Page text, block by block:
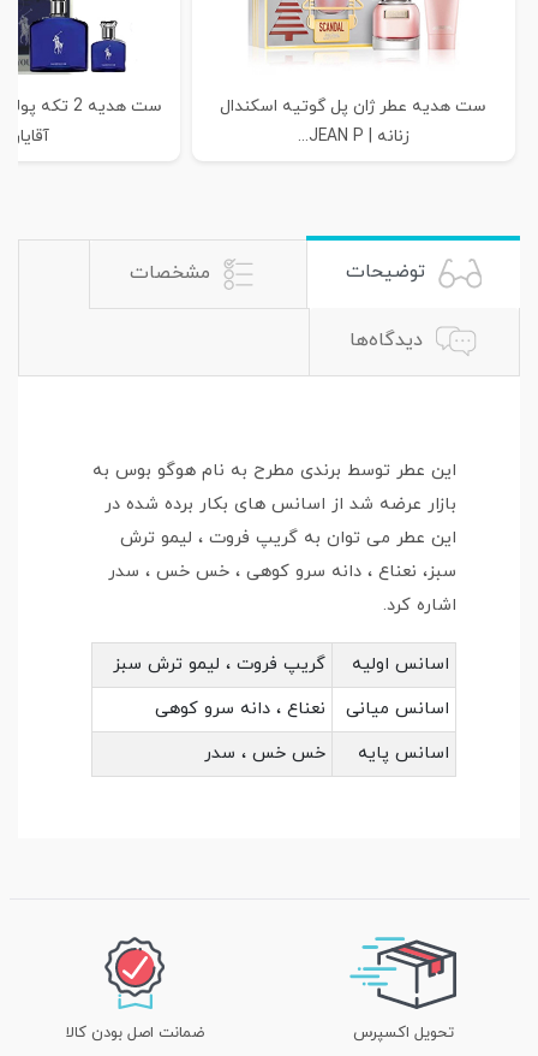
ست هدیه عطر ژان پل گوتیه اسکندال
زنانه | JEAN P...
ست هدیه 2
آقایان
توضیحات مشخصات
دیدگاه‌ها
این عطر توسط برندی مطرح به نام هوگو بوس به
بازار عرضه شد از اسانس های بکار برده شده در
این عطر می توان به گریپ فروت ، لیمو ترش
سبز، نعناع ، دانه سرو کوهی ، خس خس ، سدر
اشاره کرد.
اسانس اولیه
گریپ فروت ، لیمو ترش سبز
اسانس میانی
نعناع ، دانه سرو کوهی
اسانس پایه
خس خس ، سدر
تحویل اکسپرس ضمانت اصل بودن کالا